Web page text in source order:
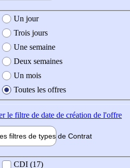
création de l'offre
Un jour
Trois jours
Une semaine
Deux semaines
Un mois
Toutes les offres
le filtre de date de création de l'offre
filtres de types de Contrat
contrat
CDI (17)